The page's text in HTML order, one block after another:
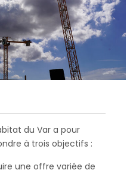
du Var a pour
à trois objectifs :
une offre variée de